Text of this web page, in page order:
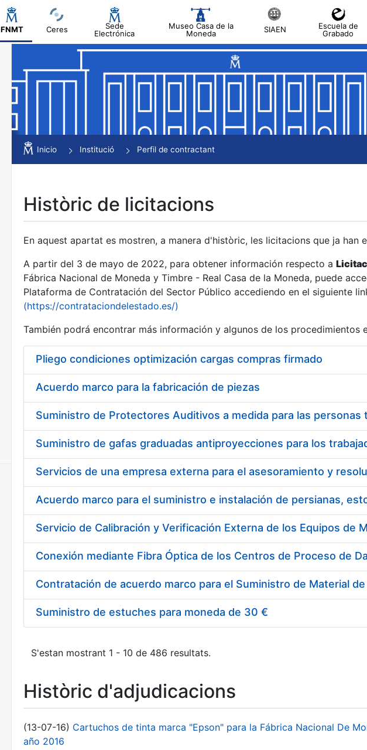
FNMT Ceres
Sede
Electrónica
Museo Casa de la
Moneda
SIAEN
Escuela de
Grabado
Mostra/Amaga
Mostra/Amaga
Mostra/Amaga
Mostra/Amaga
Mostra/Amaga
Inicio Institució Perfil de contractant
Històric de licitacions
En aquest apartat es mostren, a manera d'històric, les licitacions que ja
A partir del 3 de mayo de 2022, para obtener información respecto a
Fábrica Nacional de Moneda y Timbre - Real Casa de la Moneda, puede
Plataforma de Contratación del Sector Público accediendo en el siguiente
(https://contrataciondelestado.es/)
También podrá encontrar más información y algunos de los procedimientos
Pliego condiciones optimización cargas compras firmado
Acuerdo marco para la fabricación de piezas
Acuerdo marco para el suministro e instalación de persianas,
Suministro de estuches para moneda de 30 €
S'estan mostrant 1 - 10 de 486 resultats.
Històric d'adjudicacions
(13-07-16) Cartuchos de tinta marca "Epson" para la Fábrica Nacional De
año 2016